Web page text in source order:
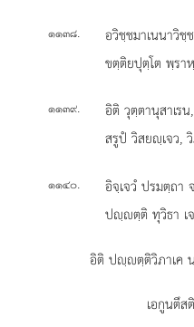
๑๑๓๘.
อวิชฺชมาเนนาวิ
ขตฺติยปุตฺโต พฺรา
๑๑๓๙.
อิติ วุตฺตานุสาเร
สรูปํ วิสยฺเจว,
๑๑๔๐.
อิจฺเจวํ ปรมตฺถา
ปฺตฺติ ทุวิธา เ
อิติ ปฺตฺติวิภาเค
เอกูนตึส